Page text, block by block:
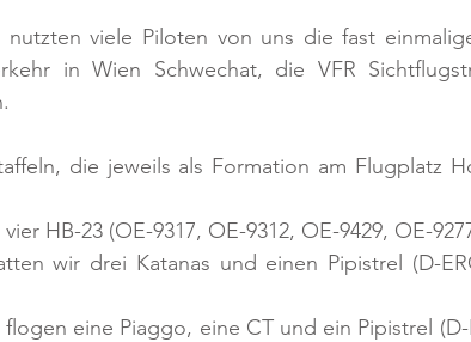
nutzten viele Piloten von uns die fast
in Wien Schwechat, die VFR
die jeweils als Formation am Flugplatz
HB-23 (OE-9317, OE-9312, OE-9429, OE-
wir drei Katanas und einen Pipistrel (D-
eine Piaggo, eine CT und ein Pipistrel